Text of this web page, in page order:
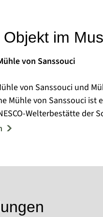
Objekt im
von Sanssouci
von Sanssouci und
Mühle von Sanssouci
Welterbestätte der
als
In den unteren